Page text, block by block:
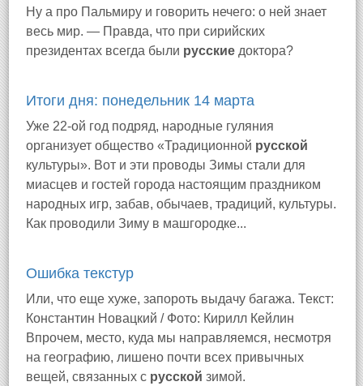
Ну а про Пальмиру и говорить нечего: о ней знает
весь мир. — Правда, что при сирийских
президентах всегда были русские доктора?
Итоги дня: понедельник 14 марта
Уже 22-ой год подряд, народные гуляния
организует общество «Традиционной русской
культуры». Вот и эти проводы Зимы стали для
миасцев и гостей города настоящим праздником
народных игр, забав, обычаев, традиций, культуры.
Как проводили Зиму в машгородке...
Ошибка текстур
Или, что еще хуже, запороть выдачу багажа. Текст:
Константин Новацкий / Фото: Кирилл Кейлин
Впрочем, место, куда мы направляемся, несмотря
на географию, лишено почти всех привычных
вещей, связанных с русской зимой.